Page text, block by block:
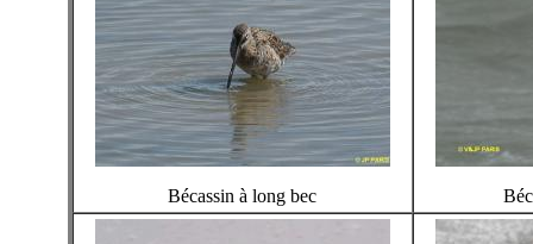
Bécassin à long bec